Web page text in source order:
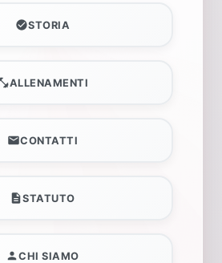
STORIA
ALLENAMENTI
CONTATTI
STATUTO
CHI SIAMO